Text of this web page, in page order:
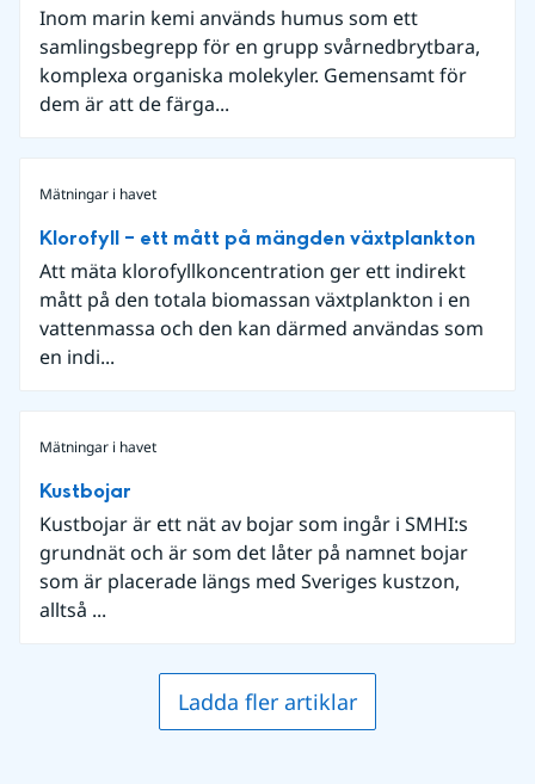
Inom marin kemi används humus som ett
samlingsbegrepp för en grupp svårnedbrytbara,
komplexa organiska molekyler. Gemensamt för
dem är att de färga...
Mätningar i havet
Klorofyll – ett mått på mängden växtplankton
Att mäta klorofyllkoncentration ger ett indirekt
mått på den totala biomassan växtplankton i en
vattenmassa och den kan därmed användas som
en indi...
Mätningar i havet
Kustbojar
Kustbojar är ett nät av bojar som ingår i SMHI:s
grundnät och är som det låter på namnet bojar
som är placerade längs med Sveriges kustzon,
alltså ...
Ladda fler artiklar